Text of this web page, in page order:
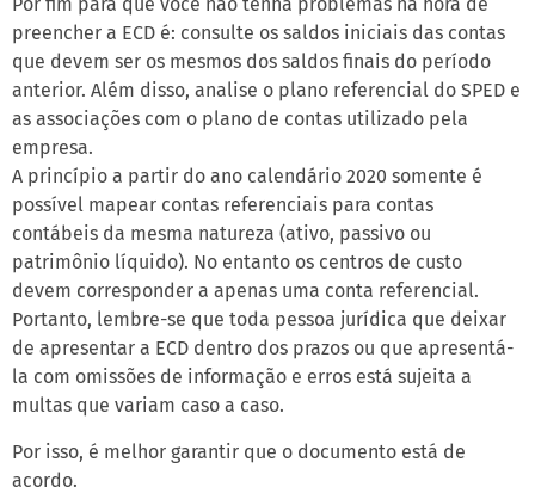
Por fim para que você não tenha problemas na hora de
preencher a ECD é: consulte os saldos iniciais das contas
que devem ser os mesmos dos saldos finais do período
anterior. Além disso, analise o plano referencial do SPED e
as associações com o plano de contas utilizado pela
empresa.
A princípio a partir do ano calendário 2020 somente é
possível mapear contas referenciais para contas
contábeis da mesma natureza (ativo, passivo ou
patrimônio líquido). No entanto os centros de custo
devem corresponder a apenas uma conta referencial.
Portanto, lembre-se que toda pessoa jurídica que deixar
de apresentar a ECD dentro dos prazos ou que apresentá-
la com omissões de informação e erros está sujeita a
multas que variam caso a caso.
Por isso, é melhor garantir que o documento está de
acordo.